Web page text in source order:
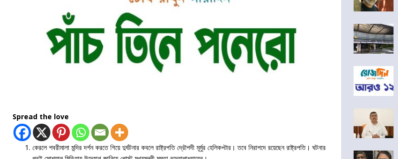
Spread the love
কেরলে শবরীমালা মন্দির দর্শন করতে গিয়ে দুর্ঘটনার কবলে রাষ্ট্রপতি দ্রৌপদী মূর্মুর হেলিকপ্টার। তবে নিরাপদে রয়েছেন রাষ্ট্রপতি। ঘটনার